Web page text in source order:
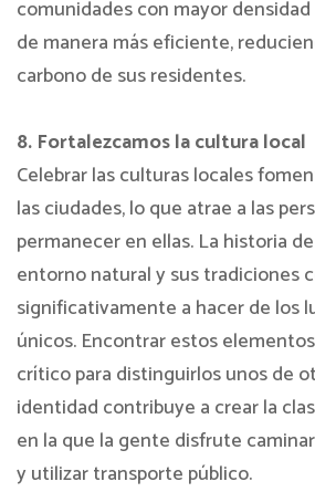
comunidades con mayor
de manera más eficiente,
carbono de sus residentes.
8. Fortalezcamos la cultura local
Celebrar las culturas locales
las ciudades, lo que atrae a las
permanecer en ellas. La historia
entorno natural y sus tradiciones
significativamente a hacer de los
únicos. Encontrar estos
crítico para distinguirlos unos de
identidad contribuye a crear la
en la que la gente disfrute
y utilizar transporte público.